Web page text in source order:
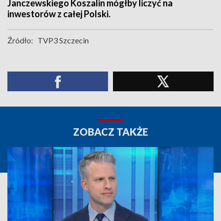
Janczewskiego Koszalin mógłby liczyć na
inwestorów z całej Polski.
Źródło: TVP3 Szczecin
ZOBACZ TAKŻE